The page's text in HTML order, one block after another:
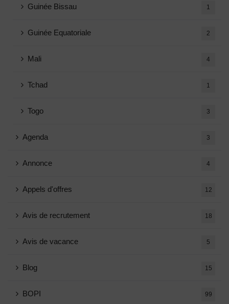
Guinée Bissau 1
Guinée Equatoriale 2
Mali 4
Tchad 1
Togo 3
Agenda 3
Annonce 4
Appels d'offres 12
Avis de recrutement 18
Avis de vacance 5
Blog 15
BOPI 99